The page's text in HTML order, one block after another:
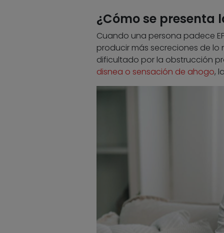
¿Cómo se presenta
Cuando una persona padece
producir más secreciones de lo
dificultado por la obstrucción
disnea o sensación de ahogo,